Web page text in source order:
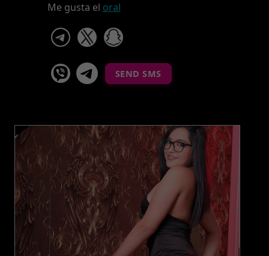
Me gusta el oral
telegram
viber Telegram La Celestina
SEND SMS